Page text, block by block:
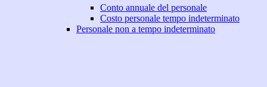
Conto annuale del personale
Costo personale tempo indeterminato
Personale non a tempo indeterminato